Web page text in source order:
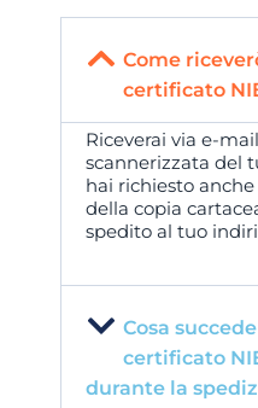
Come
certificato
Riceverai via e-
scannerizzata del
hai richiesto
della copia
spedito al tuo
Cosa
certificato
durante la